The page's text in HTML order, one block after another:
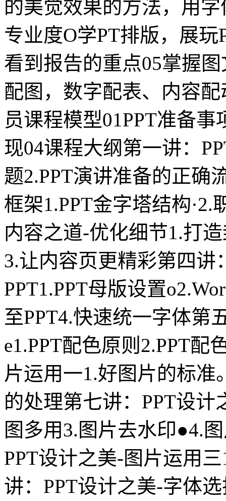
的美觉效果的方法，用
专业度O学PT排版，展
看到报告的重点05掌握
配图，数字配表、内容
员课程模型01PPT准备事
现04课程大纲第一讲：
题2.PPT演讲准备的正确
框架1.PPT金字塔结构·2.
内容之道-优化细节1.打
3.让内容页更精彩第四讲
PPT1.PPT母版设置
至PPT4.快速统一字体第
e1.PPT配色原则2.PPT配
片运用一1.好图片的标准
的处理第七讲：PPT设
图多用3.图片去水印●4.
PPT设计之美-图片运用
讲：PPT设计之美-字体